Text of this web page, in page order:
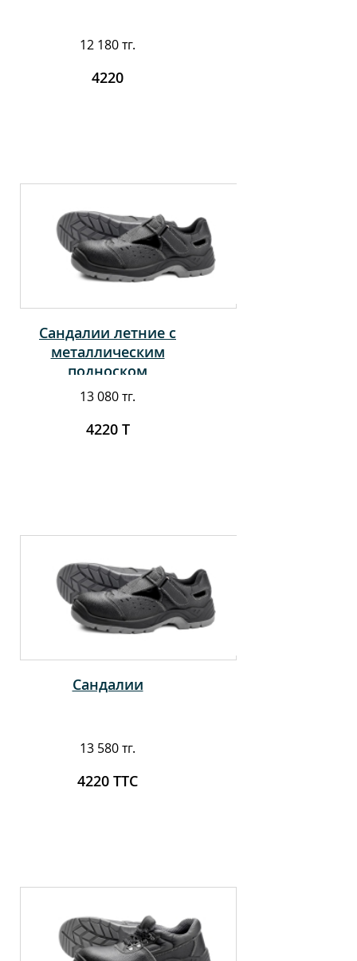
12 180 тг.
4220
Сандалии летние с
металлическим
подноском
13 080 тг.
4220 Т
Сандалии
13 580 тг.
4220 ТТС